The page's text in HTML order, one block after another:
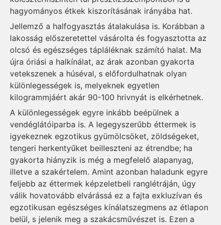
hagyományos étkek kiszorításának irányába hat.
Jellemző a halfogyasztás átalakulása is. Korábban a
lakosság előszeretettel vásárolta és fogyasztotta az
olcsó és egészséges tápláléknak számító halat. Ma
újra óriási a halkínálat, az árak azonban gyakorta
vetekszenek a húséval, s előfordulhatnak olyan
különlegességek is, melyeknek egyetlen
kilogrammjáért akár 90-100 hrivnyát is elkérhetnek.
A különlegességek egyre inkább beépülnek a
vendéglátóiparba is. A legegyszerűbb éttermek is
igyekeznek egzotikus gyümölcsöket, zöldségeket,
tengeri herkentyűket beilleszteni az étrendbe; ha
gyakorta hiányzik is még a megfelelő alapanyag,
illetve a szakértelem. Amint azonban haladunk egyre
feljebb az éttermek képzeletbeli ranglétráján, úgy
válik hovatovább elvárássá ez a fajta exkluzívan és
egzotikusan egészséges kínálatszegmens az étlapon
belül, s jelenik meg a szakácsművészet is. Ezen a